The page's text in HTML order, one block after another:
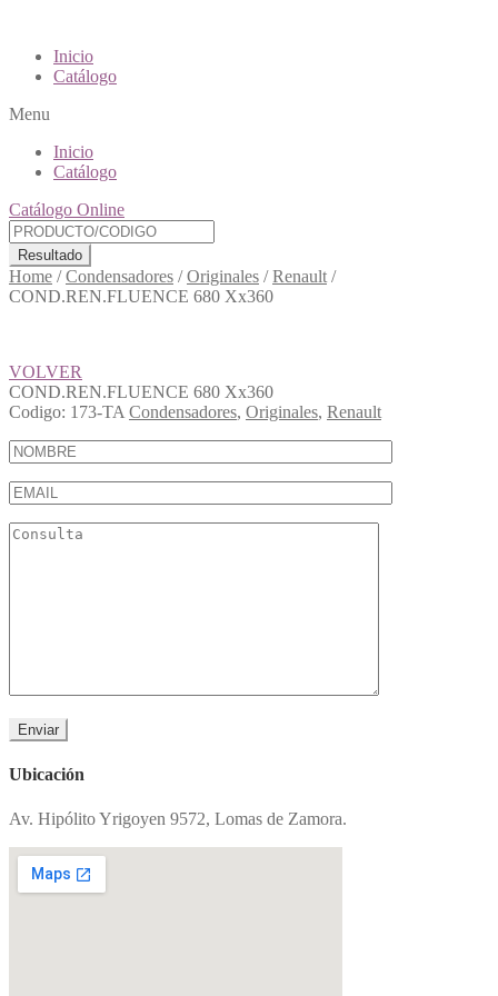
Inicio
Catálogo
Menu
Inicio
Catálogo
Catálogo Online
Resultado
Home /Condensadores /Originales /Renault /
COND.REN.FLUENCE 680 Xx360
VOLVER
COND.REN.FLUENCE 680 Xx360
Codigo: 173-TA Condensadores, Originales, Renault
Ubicación
Av. Hipólito Yrigoyen 9572, Lomas de Zamora.